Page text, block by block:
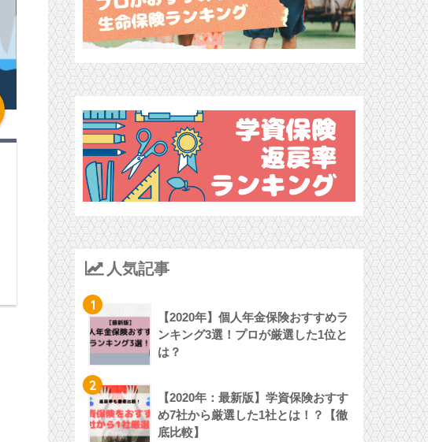
人気記事
1
【2020年】個人年金保険おすすめラ
ンキング3選！プロが厳選した1位と
は？
2
【2020年：最新版】学資保険おすす
め7社から厳選した1社とは！？【徹
底比較】